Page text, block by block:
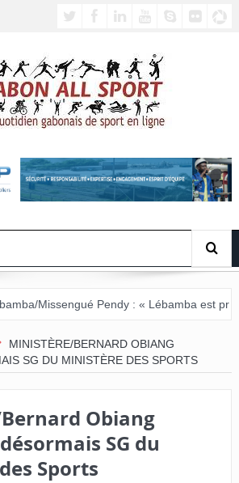
: « Lébamba est prêt à accueillir ce
MINISTÈRE/BERNARD OBIANG
SG DU MINISTÈRE DES SPORTS
Obiang
SG du
Sports